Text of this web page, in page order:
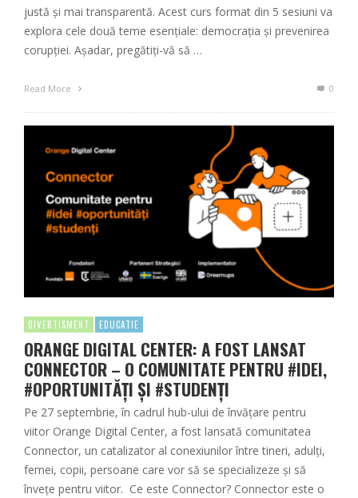
justă și mai transparentă. Acest curs format din 5 sesiuni va
explora cele două teme esențiale: democrația și prevenirea
corupției. Așadar, pregătiți-vă să …
Read More 0
DIVERTISMENT EDUCATIE
ORANGE DIGITAL CENTER: A FOST LANSAT
CONNECTOR – O COMUNITATE PENTRU #IDEI,
#OPORTUNITĂȚI ȘI #STUDENȚI
Pe 27 septembrie, în cadrul hub-ului de învățare pentru
viitor Orange Digital Center, a fost lansată comunitatea
Connector, un catalizator al conexiunilor între tineri, adulți,
femei, copii, persoane care vor să se specializeze și să
învețe pentru viitor. Ce este Connector? Connector este o